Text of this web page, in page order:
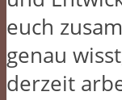
euch
genau
derzeit